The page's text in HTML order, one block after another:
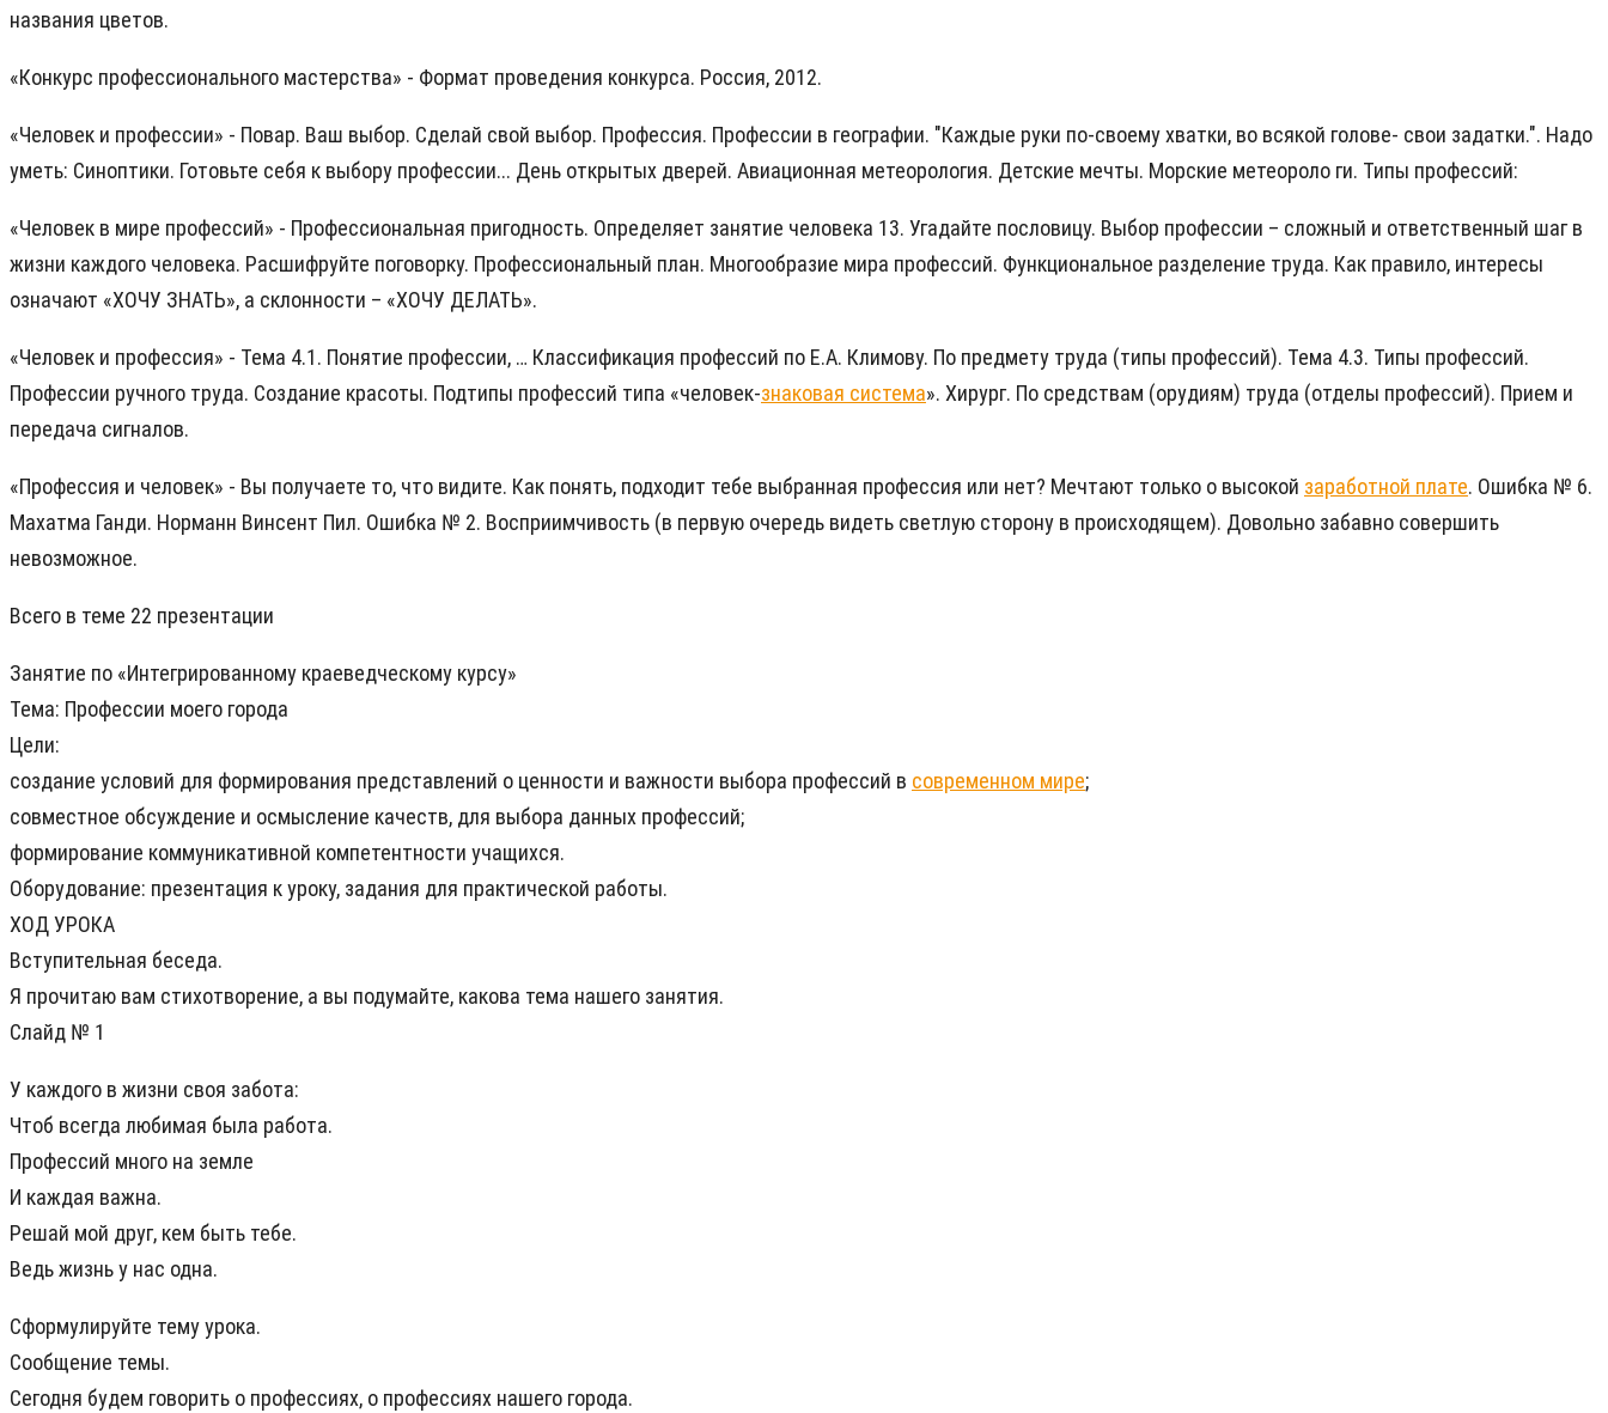
названия цветов.
«Конкурс профессионального мастерства» - Формат проведения конкурса. Россия, 2012.
«Человек и профессии» - Повар. Ваш выбор. Сделай свой выбор. Профессия. Профессии в географии. "Каждые руки по-своему хватки, во всякой голове- свои задатки.". Надо
уметь: Синоптики. Готовьте себя к выбору профессии... День открытых дверей. Авиационная метеорология. Детские мечты. Морские метеороло ги. Типы профессий:
«Человек в мире профессий» - Профессиональная пригодность. Определяет занятие человека 13. Угадайте пословицу. Выбор профессии – сложный и ответственный шаг в
жизни каждого человека. Расшифруйте поговорку. Профессиональный план. Многообразие мира профессий. Функциональное разделение труда. Как правило, интересы
означают «ХОЧУ ЗНАТЬ», а склонности – «ХОЧУ ДЕЛАТЬ».
«Человек и профессия» - Тема 4.1. Понятие профессии, … Классификация профессий по Е.А. Климову. По предмету труда (типы профессий). Тема 4.3. Типы профессий.
Профессии ручного труда. Создание красоты. Подтипы профессий типа «человек-знаковая система». Хирург. По средствам (орудиям) труда (отделы профессий). Прием и
передача сигналов.
«Профессия и человек» - Вы получаете то, что видите. Как понять, подходит тебе выбранная профессия или нет? Мечтают только о высокой заработной плате. Ошибка № 6.
Махатма Ганди. Норманн Винсент Пил. Ошибка № 2. Восприимчивость (в первую очередь видеть светлую сторону в происходящем). Довольно забавно совершить
невозможное.
Всего в теме 22 презентации
Занятие по «Интегрированному краеведческому курсу»
Тема: Профессии моего города
Цели:
создание условий для формирования представлений о ценности и важности выбора профессий в современном мире;
совместное обсуждение и осмысление качеств, для выбора данных профессий;
формирование коммуникативной компетентности учащихся.
Оборудование: презентация к уроку, задания для практической работы.
ХОД УРОКА
Вступительная беседа.
Я прочитаю вам стихотворение, а вы подумайте, какова тема нашего занятия.
Слайд № 1
У каждого в жизни своя забота:
Чтоб всегда любимая была работа.
Профессий много на земле
И каждая важна.
Решай мой друг, кем быть тебе.
Ведь жизнь у нас одна.
Сформулируйте тему урока.
Сообщение темы.
Сегодня будем говорить о профессиях, о профессиях нашего города.